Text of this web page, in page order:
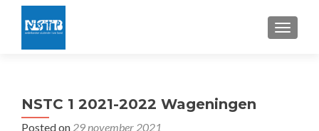
NSTC 1 2021-2022 Wageningen
Posted on 29 november 2021